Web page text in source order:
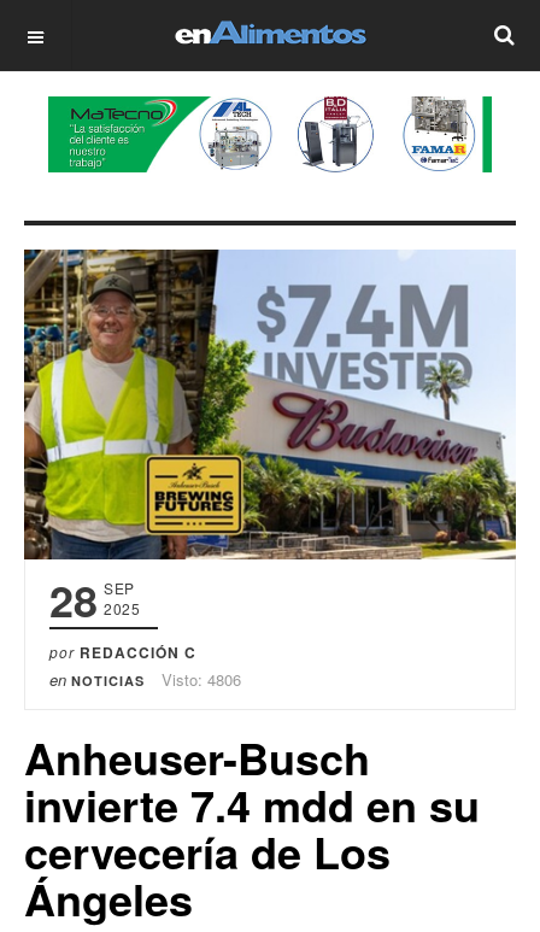
OFF CANVAS
28 SEP
2025
por REDACCIÓN C
en NOTICIAS Visto: 4806
Anheuser-Busch
invierte 7.4 mdd en su
cervecería de Los
Ángeles